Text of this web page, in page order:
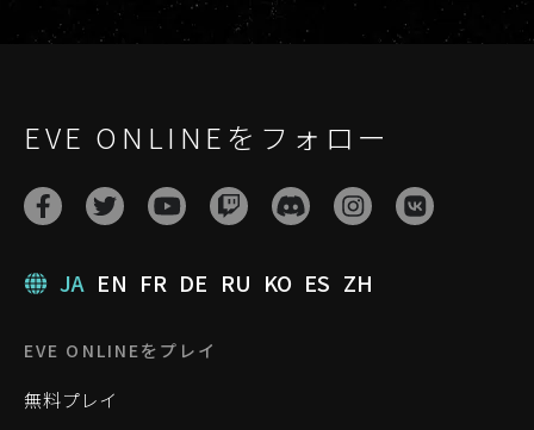
EVE ONLINEをフォロー
JA EN FR DE RU KO ES ZH
EVE ONLINEをプレイ
無料プレイ